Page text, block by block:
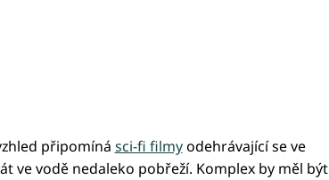
připomíná sci-fi filmyodehrávající se ve
ve vodě nedaleko pobřeží. Komplex by měl být